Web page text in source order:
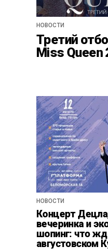
НОВОСТИ
Третий
Miss Queen
НОВОСТИ
Концерт
вечеринка и
шопинг: что
августовском